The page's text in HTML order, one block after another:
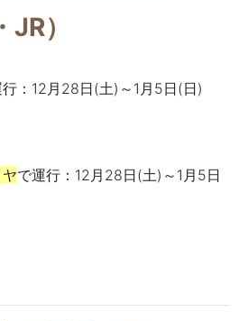
）
行：12月28日(土)～1月5日(日)
で運行：12月28日(土)～1月5日